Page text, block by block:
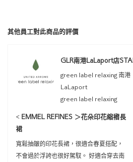
其他員工對此商品的評價
GLR南港LaLaport店
green label relaxing 南港
LaLaport
green label relaxing
< EMMEL REFINES ＞花朵印花縮褶長
裙
寬鬆抽皺的印花長裙，很適合春夏搭配，
不會過於浮誇也很好駕馭。 好適合穿去南